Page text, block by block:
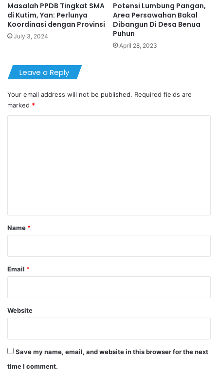
Masalah PPDB Tingkat SMA
di Kutim, Yan: Perlunya
Koordinasi dengan Provinsi
July 3, 2024
Potensi Lumbung Pangan,
Area Persawahan Bakal
Dibangun Di Desa Benua
Puhun
April 28, 2023
Leave a Reply
Your email address will not be published. Required fields are
marked *
*
Name *
Email *
Website
Save my name, email, and website in this browser for the next
time I comment.